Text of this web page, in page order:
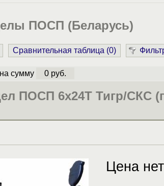
ПОСП (Беларусь)
Сравнительная таблица (0)
сумму 0 руб.
ПОСП 6х24Т Тигр/СКС
Цена